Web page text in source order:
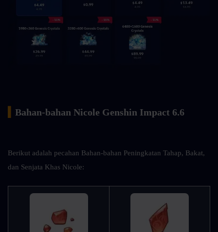
Bahan-bahan Nicole Genshin Impact 6.6
Berikut adalah pecahan Bahan-bahan Peningkatan Tahap, Bakat,
dan Senjata Khas Nicole: